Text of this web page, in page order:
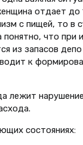
отдает до
с пищей, то в
что при
из запасов
к
лежит
состояниях: